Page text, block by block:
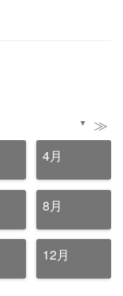
▼ ≫
4月
8月
12月